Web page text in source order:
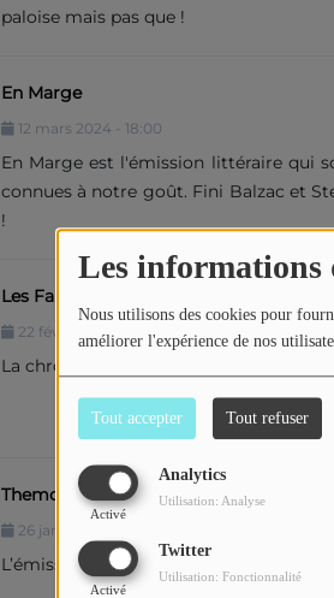
Les informations
Nous utilisons des cookies pour
améliorer l'expérience de nos
Tout accepter Tout refuser
Analytics
Activé
Utilisation: Analyse
Twitter
Activé
Utilisation: Fonctionnalité
paloise mais pas que !
En Marge
12 mars 2024 - 18:00
En Marge est l'émission littéraire qui
connues à notre goût. Fini Balzac et
!
Les Fables Musicales
22 février 2024 - 18:00
La chronique musicale de Radio
Themciné
26 janvier 2024 - 21:00
L’émission Ciné, animée par Tom,